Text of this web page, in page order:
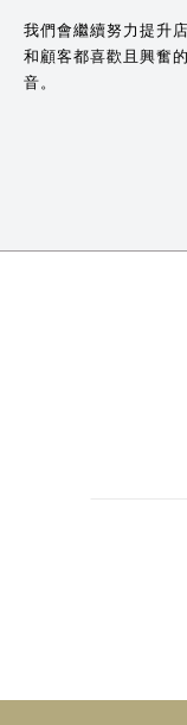
我們會繼續努力提升
和顧客都喜歡且興奮
音。